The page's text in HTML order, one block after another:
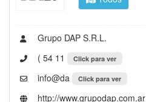
Grupo DAP S.R.L.
( 54 11
Click para ver
info@da Click para ver
http://www.grupodap.com.ar